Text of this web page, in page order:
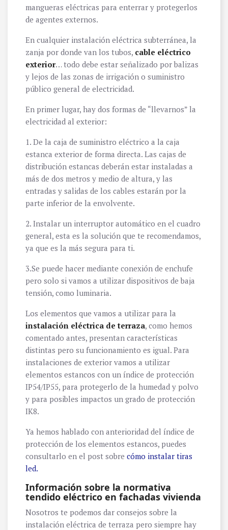
mangueras eléctricas para enterrar y protegerlos
de agentes externos.
En cualquier instalación eléctrica subterránea, la
zanja por donde van los tubos, cable eléctrico
exterior… todo debe estar señalizado por balizas
y lejos de las zonas de irrigación o suministro
público general de electricidad.
En primer lugar, hay dos formas de “llevarnos” la
electricidad al exterior:
1. De la caja de suministro eléctrico a la caja
estanca exterior de forma directa. Las cajas de
distribución estancas deberán estar instaladas a
más de dos metros y medio de altura, y las
entradas y salidas de los cables estarán por la
parte inferior de la envolvente.
2. Instalar un interruptor automático en el cuadro
general, esta es la solución que te recomendamos,
ya que es la más segura para ti.
3.Se puede hacer mediante conexión de enchufe
pero solo si vamos a utilizar dispositivos de baja
tensión, como luminaria.
Los elementos que vamos a utilizar para la
instalación eléctrica de terraza, como hemos
comentado antes, presentan características
distintas pero su funcionamiento es igual. Para
instalaciones de exterior vamos a utilizar
elementos estancos con un índice de protección
IP54/IP55, para protegerlo de la humedad y polvo
y para posibles impactos un grado de protección
IK8.
Ya hemos hablado con anterioridad del índice de
protección de los elementos estancos, puedes
consultarlo en el post sobre cómo instalar tiras
led.
Información sobre la normativa
tendido eléctrico en fachadas vivienda
Nosotros te podemos dar consejos sobre la
instalación eléctrica de terraza pero siempre hay